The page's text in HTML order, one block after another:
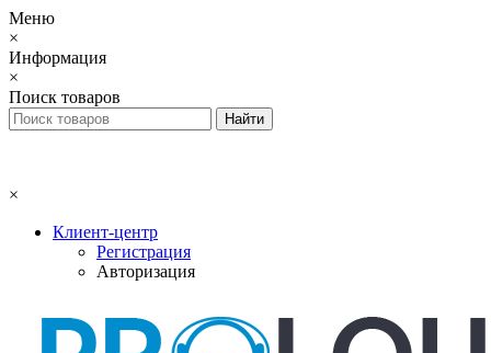
Меню
×
Информация
×
Поиск товаров
×
Клиент-центр
Регистрация
Авторизация